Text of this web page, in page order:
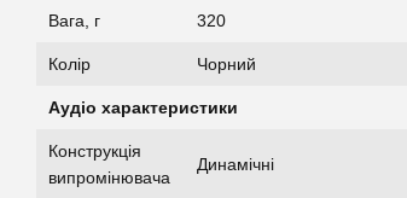
Вага, г 320
Колір Чорний
Аудіо характеристики
Конструкція
випромінювача
Динамічні